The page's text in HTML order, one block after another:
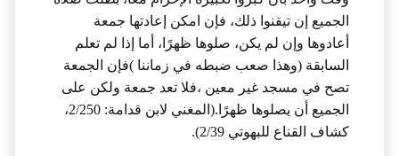
الجميع إن تيقنوا ذلك، فإن امكن إعادتها جمعة
أعادوها وإن لم يكن، صلوها ظهرًا، أما إذا لم تعلم
السابقة (وهذا صعب ضبطه في زماننا )فإن الجمعة
تصح في مسجد غير معين ،فلا تعد جمعة ولكن على
الجميع أن يصلوها ظهرًا.(المغني لابن قدامة: 2/250،
كشاف القناع للبهوتي 2/39).